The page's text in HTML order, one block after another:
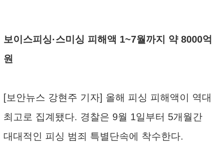
보이스피싱·스미싱 피해액 1~7월까지 약 8000억
원
[보안뉴스 강현주 기자] 올해 피싱 피해액이 역대
최고로 집계됐다. 경찰은 9월 1일부터 5개월간
대대적인 피싱 범죄 특별단속에 착수한다.